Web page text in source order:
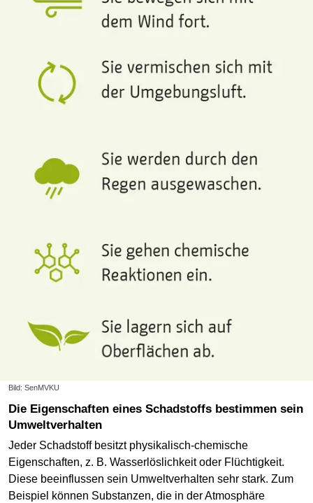
Bild: SenMVKU
Die Eigenschaften eines Schadstoffs bestimmen sein
Umweltverhalten
Jeder Schadstoff besitzt physikalisch-chemische
Eigenschaften, z. B. Wasserlöslichkeit oder Flüchtigkeit.
Diese beeinflussen sein Umweltverhalten sehr stark. Zum
Beispiel können Substanzen, die in der Atmosphäre